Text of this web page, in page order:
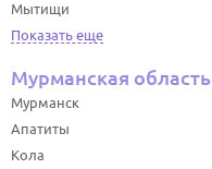
Мытищи
Показать еще
Мурманская область
Мурманск
Апатиты
Кола